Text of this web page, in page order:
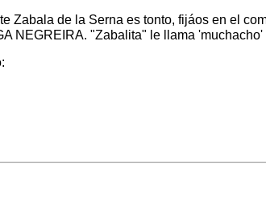
Zabala de la Serna es tonto, fijáos en el
NEGREIRA. "Zabalita" le llama 'muchacho'